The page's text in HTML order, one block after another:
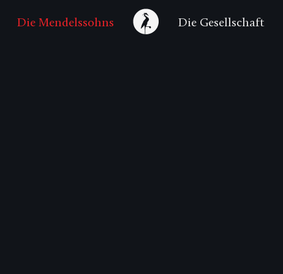
Die Mendelssohns Die Gesellschaft